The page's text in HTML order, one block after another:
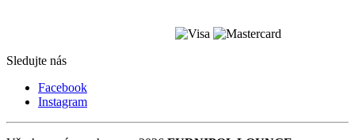
Sledujte nás
Facebook
Instagram